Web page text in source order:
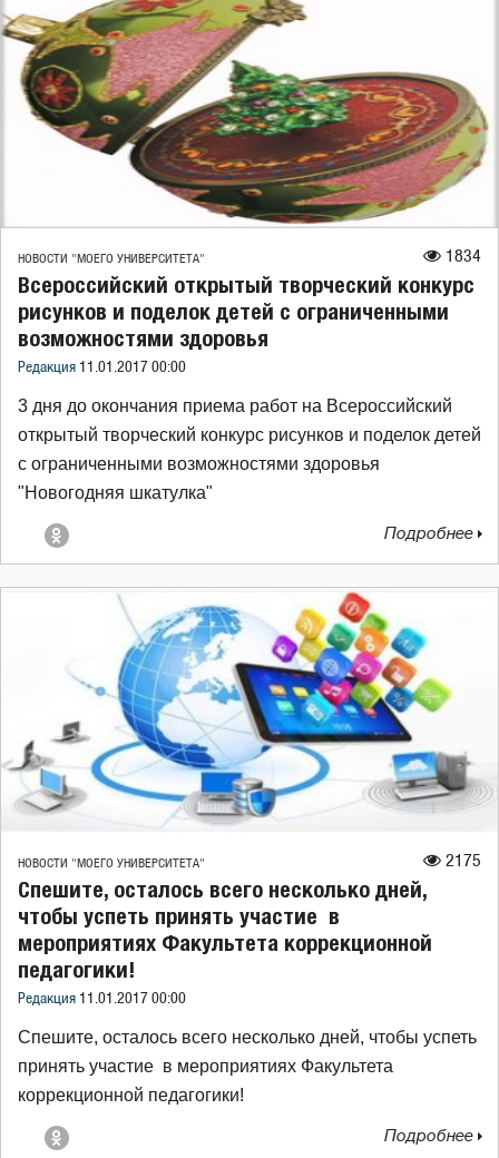
НОВОСТИ "МОЕГО УНИВЕРСИТЕТА" 1834
Всероссийский открытый творческий конкурс
рисунков и поделок детей с ограниченными
возможностями здоровья
Редакция 11.01.2017 00:00
3 дня до окончания приема работ на Всероссийский
открытый творческий конкурс рисунков и поделок детей
с ограниченными возможностями здоровья
"Новогодняя шкатулка"
Подробнее
НОВОСТИ "МОЕГО УНИВЕРСИТЕТА" 2175
Спешите, осталось всего несколько дней,
чтобы успеть принять участие в
мероприятиях Факультета коррекционной
педагогики!
Редакция 11.01.2017 00:00
Спешите, осталось всего несколько дней, чтобы успеть
принять участие в мероприятиях Факультета
коррекционной педагогики!
Подробнее